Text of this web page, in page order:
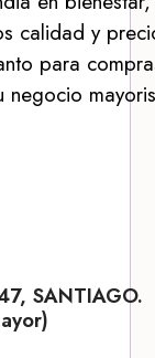
calidad y
para
negocio
SANTIAGO.